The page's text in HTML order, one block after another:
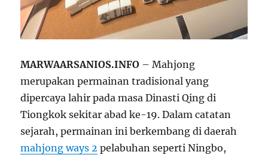
MARWAARSANIOS.INFO – Mahjong
merupakan permainan tradisional yang
dipercaya lahir pada masa Dinasti Qing di
Tiongkok sekitar abad ke-19. Dalam catatan
sejarah, permainan ini berkembang di daerah
mahjong ways 2 pelabuhan seperti Ningbo,